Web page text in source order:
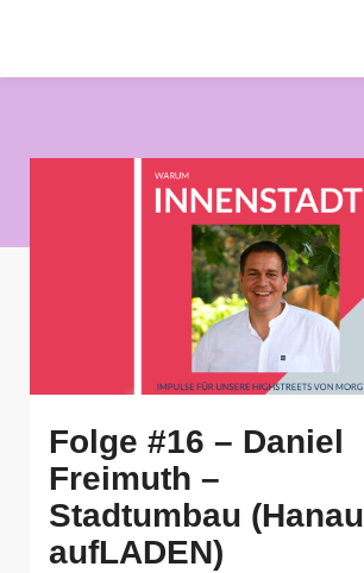
Folge #16 – Daniel
Freimuth –
Stadtumbau (Hanau
aufLADEN)